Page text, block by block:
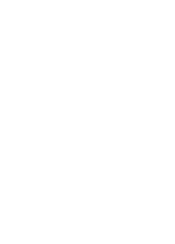
anzeigen
anzeigen